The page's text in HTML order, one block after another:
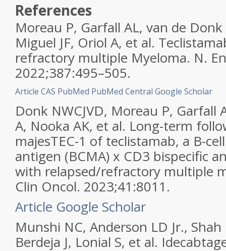
References
Moreau P, Garfall AL, van de
Miguel JF, Oriol A, et al.
refractory multiple Myeloma. N.
2022;387:495–505.
Article CAS PubMed PubMed Central Google Scholar
Donk NWCJVD, Moreau P, Garfall
A, Nooka AK, et al. Long-term
majesTEC-1 of teclistamab, a B-
antigen (BCMA) x CD3 bispecific
with relapsed/refractory multiple
Clin Oncol. 2023;41:8011.
Article Google Scholar
Munshi NC, Anderson LD Jr.,
Berdeja J, Lonial S, et al.